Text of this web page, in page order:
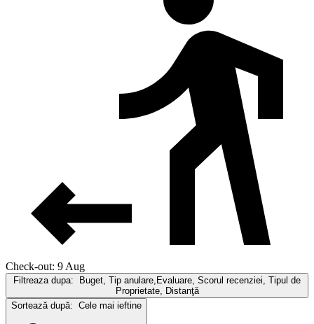
Check-out: 9 Aug
Filtreaza dupa:
Buget, Tip anulare,Evaluare, Scorul recenziei, Tipul de
Proprietate, Distanţă
Sortează după: Cele mai ieftine